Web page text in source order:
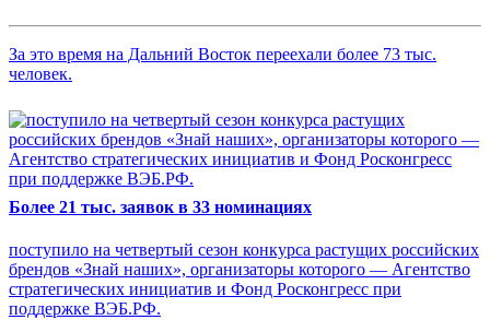
За это время на Дальний Восток переехали более 73 тыс.
человек.
Более 21 тыс. заявок в 33 номинациях
поступило на четвертый сезон конкурса растущих российских
брендов «Знай наших», организаторы которого — Агентство
стратегических инициатив и Фонд Росконгресс при
поддержке ВЭБ.РФ.